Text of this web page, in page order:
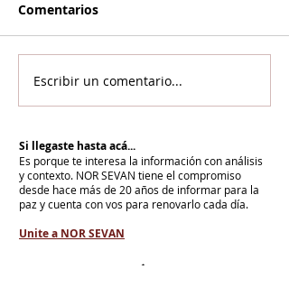
Comentarios
Escribir un comentario...
Si llegaste hasta acá...
Es porque te interesa la información con análisis
y contexto. NOR SEVAN tiene el compromiso
desde hace más de 20 años de informar para la
paz y cuenta con vos para renovarlo cada día.
Unite a NOR SEVAN